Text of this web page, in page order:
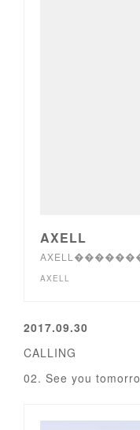
AXELL
AXELL
2017.09.30
CALLING
02. See you